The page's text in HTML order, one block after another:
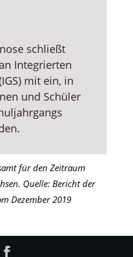
schließt
Integrierten
mit ein, in
und Schüler
für den Zeitraum
Quelle: Bericht der
Dezember 2019